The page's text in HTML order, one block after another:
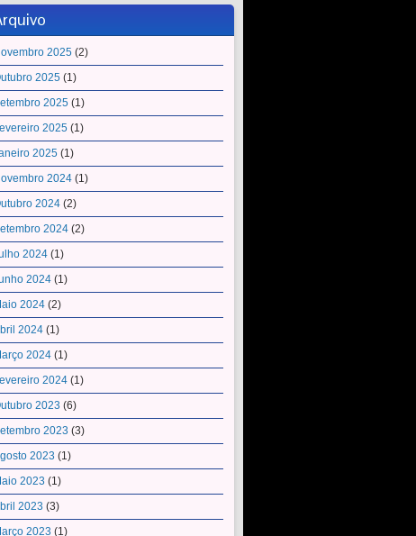
2025 (2)
2025 (1)
2025 (1)
2025 (1)
2025 (1)
2024 (1)
2024 (2)
2024 (2)
2024 (1)
2024 (1)
2024 (2)
2024 (1)
2024 (1)
2024 (1)
2023 (6)
2023 (3)
2023 (1)
2023 (1)
2023 (3)
2023 (1)